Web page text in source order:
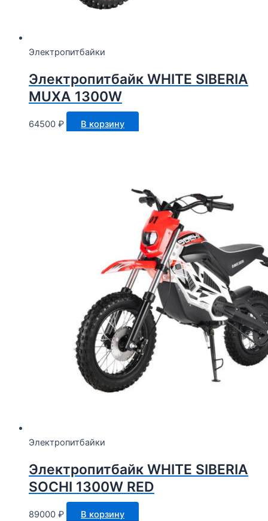
Электропитбайки
Электропитбайк WHITE SIBERIA
MUXA 1300W
64500 ₽ В корзину
Электропитбайки
Электропитбайк WHITE SIBERIA
SOCHI 1300W RED
89000 ₽ В корзину